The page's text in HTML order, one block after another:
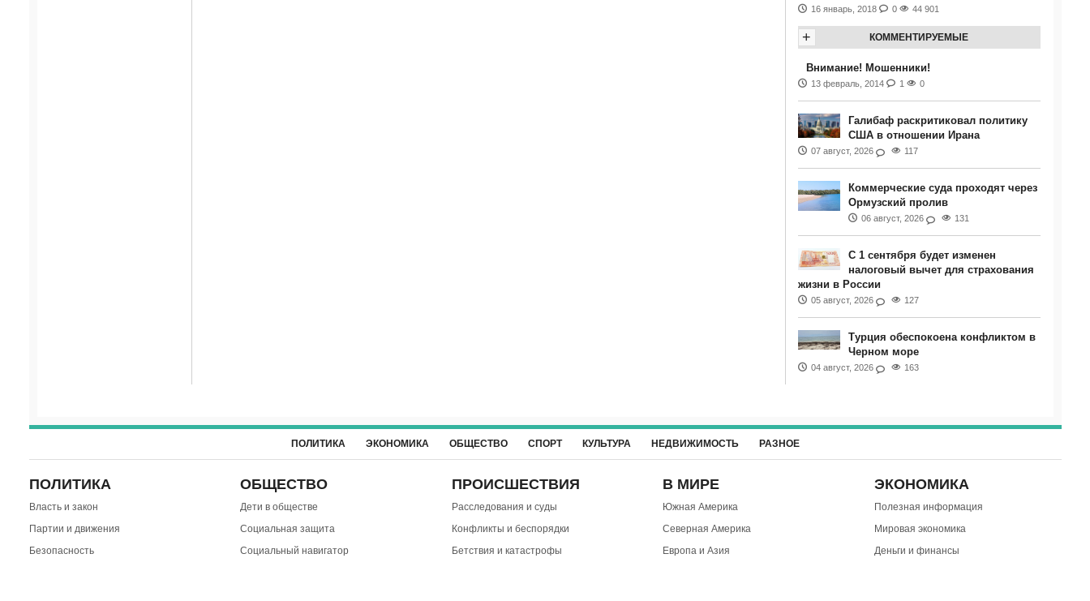
16 январь, 2018 0 44 901
КОММЕНТИРУЕМЫЕ
+
Внимание! Мошенники!
13 февраль, 2014 1 0
Галибаф раскритиковал политику
США в отношении Ирана
07 август, 2026 117
Коммерческие суда проходят через
Ормузский пролив
06 август, 2026 131
С 1 сентября будет изменен
налоговый вычет для страхования
жизни в России
05 август, 2026 127
Турция обеспокоена конфликтом в
Черном море
04 август, 2026 163
ПОЛИТИКА ЭКОНОМИКА ОБЩЕСТВО СПОРТ КУЛЬТУРА НЕДВИЖИМОСТЬ РАЗНОЕ
ПОЛИТИКА
Власть и закон
Партии и движения
Безопасность
ОБЩЕСТВО
Дети в обществе
Социальная защита
Социальный навигатор
ПРОИСШЕСТВИЯ
Расследования и суды
Конфликты и беспорядки
Бетствия и катастрофы
В МИРЕ
Южная Америка
Северная Америка
Европа и Азия
ЭКОНОМИКА
Полезная информация
Мировая экономика
Деньги и финансы